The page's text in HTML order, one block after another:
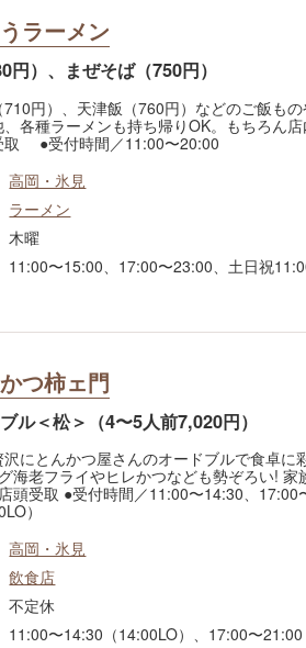
ラーメン
円）、まぜそば（750円）
円）、天津飯（760円）などのご飯も
各種ラーメンも持ち帰りOK。もちろん
取 ●受付時間／11:00〜20:00
高岡・氷見
ラーメン
木曜
11:00〜15:00、17:00〜23:00、土日祝
つ柿ェ門
ル＜松＞（4〜5人前7,020円）
にとんかつ屋さんのオードブルで食卓
海老フライやヒレかつなども勢ぞろい!
頭受取 ●受付時間／11:00〜14:30、
）
高岡・氷見
飲食店
不定休
11:00〜14:30（14:00LO）、17:00〜21:00